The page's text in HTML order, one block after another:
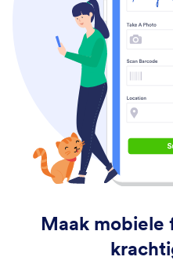
Maak